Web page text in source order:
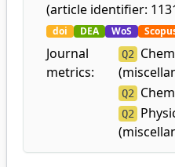
(article identifier:
doi DEA WoS
Journal
metrics:
Q2
Q2
Q2